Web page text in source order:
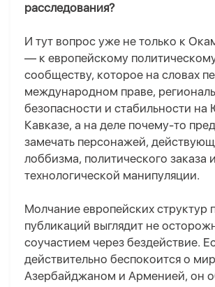
расследования?
И тут вопрос уже не только к
— к европейскому
сообществу, которое на словах
международном праве,
безопасности и стабильности
Кавказе, а на деле почему-то
замечать персонажей,
лоббизма, политического заказа и
технологической манипуляции.
Молчание европейских структур
публикаций выглядит не
соучастием через бездействие.
действительно беспокоится о
Азербайджаном и Арменией, он